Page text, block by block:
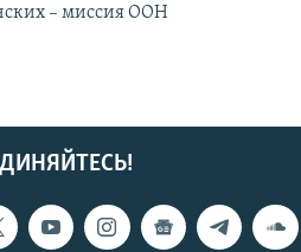
– миссия ООН